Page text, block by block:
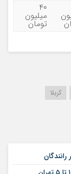
۴۰
میلیون
تومان
کربلا